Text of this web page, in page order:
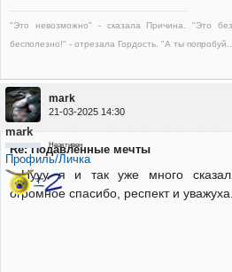
"Это невозможно" - сказала Причина. "Это
бесполезно!" - отрезала Гордость. "А ты
mark
21-03-2025 14:30
mark
Неактивен
Профиль/Личка
Re: Подавленные мечты
Нууу я и так уже много
огромное спасибо, респект и уважуха.